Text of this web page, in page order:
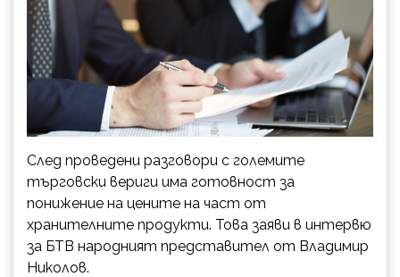
След проведени разговори с големите
търговски вериги има готовност за
понижение на цените на част от
хранителните продукти. Това заяви в интервю
за БТВ народният представител от Владимир
Николов.